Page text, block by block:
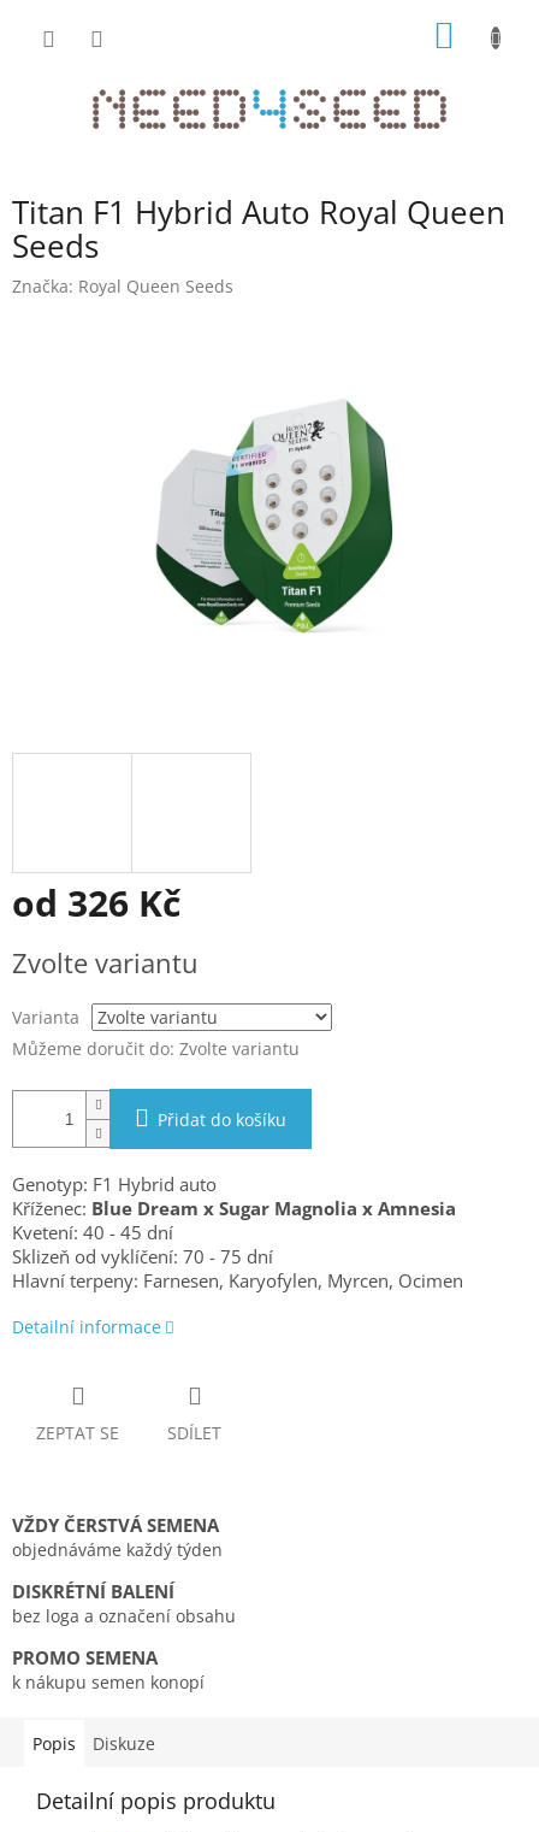
Titan F1 Hybrid Auto Royal Queen
Seeds
Značka: Royal Queen Seeds
od 326 Kč
cena:
Zvolte variantu
Varianta
Můžeme doručit do: Zvolte variantu
Přidat do košíku
Genotyp: F1 Hybrid auto
Kříženec: Blue Dream x Sugar Magnolia x Amnesia
Kvetení: 40 - 45 dní
Sklizeň od vyklíčení: 70 - 75 dní
Hlavní terpeny: Farnesen, Karyofylen, Myrcen, Ocimen
Detailní informace
ZEPTAT SE SDÍLET
VŽDY ČERSTVÁ SEMENA
objednáváme každý týden
DISKRÉTNÍ BALENÍ
bez loga a označení obsahu
PROMO SEMENA
k nákupu semen konopí
Popis Diskuze
Detailní popis produktu